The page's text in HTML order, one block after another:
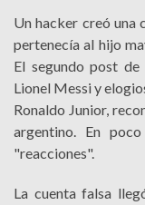
Un hacker creó una
pertenecía al hijo
El segundo post
Lionel Messi y
Ronaldo Junior,
argentino. En
"reacciones".
La cuenta falsa